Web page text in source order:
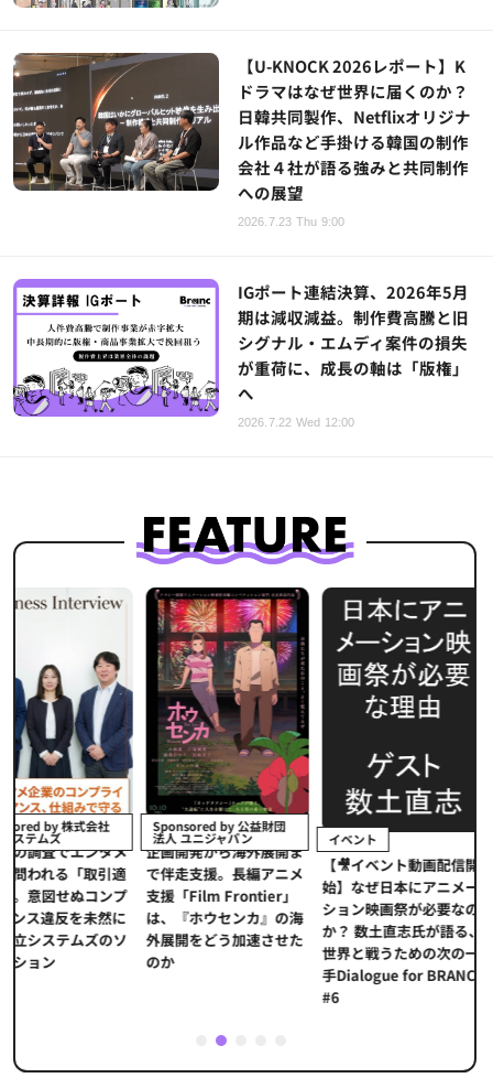
【U-KNOCK 2026レポート】K
ドラマはなぜ世界に届くのか？
日韓共同製作、Netflixオリジナ
ル作品など手掛ける韓国の制作
会社４社が語る強みと共同制作
への展望
2026.7.23 Thu 9:00
IGポート連結決算、2026年5月
期は減収減益。制作費高騰と旧
シグナル・エムディ案件の損失
が重荷に、成長の軸は「版権」
へ
2026.7.22 Wed 12:00
Sponsored by 公益財団
法人 ユニジャパン
企画開発から海外展開ま
で伴走支援。長編アニメ
支援「Film Frontier」
は、『ホウセンカ』の海
外展開をどう加速させた
のか
イベント
【🎥イベント動画配信開
始】なぜ日本にアニメー
ション映画祭が必要なの
か？ 数土直志氏が語る、
世界と戦うための次の一
手Dialogue for BRANC
イベント
【イベントレポ
界的データ企業
本アニメの「真
とは？ストリー
代の羅針盤「デ
重要性
2